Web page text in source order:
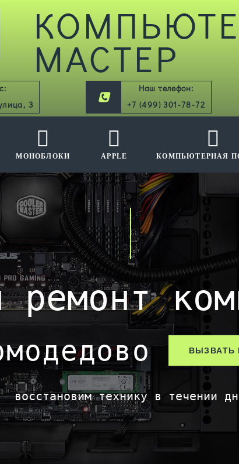
3
Наш телефон
+7 (499) 301-78-72
МОНОБЛОКИ APPLE КОМПЬЮТЕРНАЯ
ремонт
ВЫЗВАТЬ
восстановим технику в течении